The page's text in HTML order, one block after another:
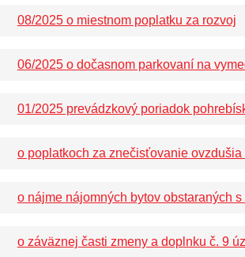
08/2025 o miestnom poplatku za rozvoj
06/2025 o dočasnom parkovaní na
01/2025 prevádzkový poriadok
o poplatkoch za znečisťovanie
o nájme nájomných bytov obstaraných
o záväznej časti zmeny a doplnku č. 9